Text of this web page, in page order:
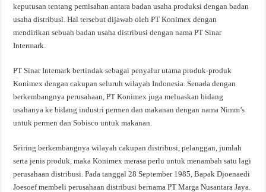
keputusan tentang pemisahan antara badan usaha produksi dengan badan
usaha distribusi. Hal tersebut dijawab oleh PT Konimex dengan
mendirikan sebuah badan usaha distribusi dengan nama PT Sinar
Intermark.
PT Sinar Intemark bertindak sebagai penyalur utama produk-produk
Konimex dengan cakupan seluruh wilayah Indonesia. Senada dengan
berkembangnya perusahaan, PT Konimex juga meluaskan bidang
usahanya ke bidang industri permen dan makanan dengan nama Nimm’s
untuk permen dan Sobisco untuk makanan.
Seiring berkembangnya wilayah cakupan distribusi, pelanggan, jumlah
serta jenis produk, maka Konimex merasa perlu untuk menambah satu lagi
perusahaan distribusi. Pada tanggal 28 September 1985, Bapak Djoenaedi
Joesoef membeli perusahaan distribusi bernama PT Marga Nusantara Jaya.